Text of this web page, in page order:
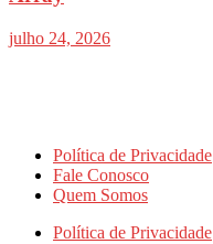
julho 24, 2026
Política de Privacidade
Fale Conosco
Quem Somos
Política de Privacidade